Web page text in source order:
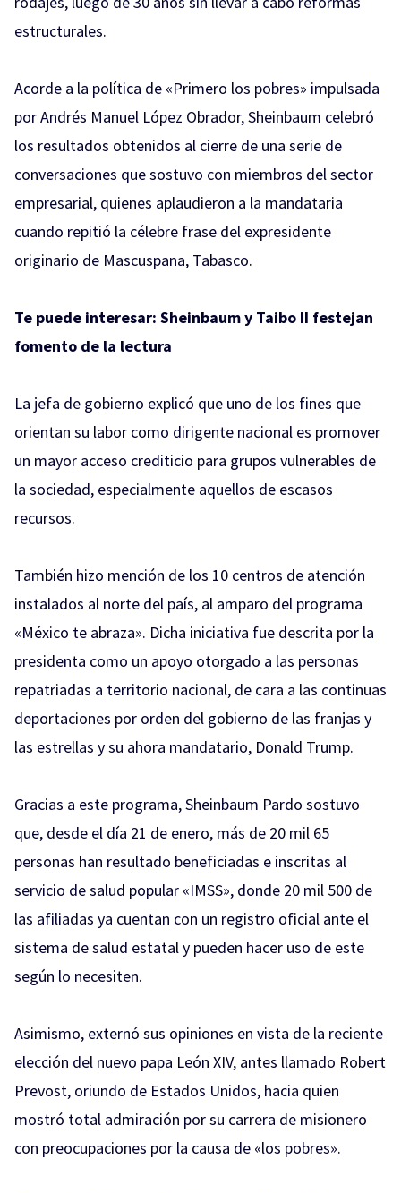
estructurales.
Acorde a la política de «Primero los pobres» impulsada
por Andrés Manuel López Obrador, Sheinbaum celebró
los resultados obtenidos al cierre de una serie de
conversaciones que sostuvo con miembros del sector
empresarial, quienes aplaudieron a la mandataria
cuando repitió la célebre frase del expresidente
originario de Mascuspana, Tabasco.
Te puede interesar: Sheinbaum y Taibo II festejan
fomento de la lectura
La jefa de gobierno explicó que uno de los fines que
orientan su labor como dirigente nacional es promover
un mayor acceso crediticio para grupos vulnerables de
la sociedad, especialmente aquellos de escasos
recursos.
También hizo mención de los 10 centros de atención
instalados al norte del país, al amparo del programa
«México te abraza». Dicha iniciativa fue descrita por la
presidenta como un apoyo otorgado a las personas
repatriadas a territorio nacional, de cara a las continuas
deportaciones por orden del gobierno de las franjas y
las estrellas y su ahora mandatario, Donald Trump.
Gracias a este programa, Sheinbaum Pardo sostuvo
que, desde el día 21 de enero, más de 20 mil 65
personas han resultado beneficiadas e inscritas al
servicio de salud popular «IMSS», donde 20 mil 500 de
las afiliadas ya cuentan con un registro oficial ante el
sistema de salud estatal y pueden hacer uso de este
según lo necesiten.
Asimismo, externó sus opiniones en vista de la reciente
elección del nuevo papa León XIV, antes llamado Robert
Prevost, oriundo de Estados Unidos, hacia quien
mostró total admiración por su carrera de misionero
con preocupaciones por la causa de «los pobres».